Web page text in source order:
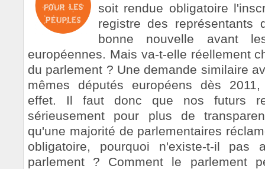
soit rendue obligatoire
registre des représentants
bonne nouvelle avant
européennes. Mais va-t-elle réellement
du parlement ? Une demande similaire
mêmes députés européens dès
effet. Il faut donc que nos futurs
sérieusement pour plus de
qu'une majorité de parlementaires
obligatoire, pourquoi n'existe-t-il
parlement ? Comment le parlement